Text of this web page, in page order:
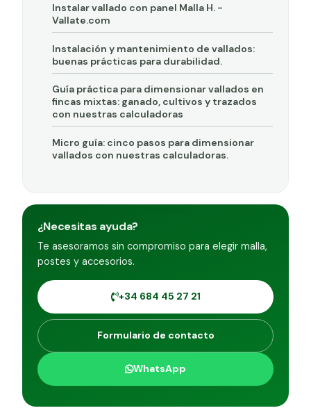
Instalar vallado con panel Malla H. -
Vallate.com
Instalación y mantenimiento de vallados:
buenas prácticas para durabilidad.
Guía práctica para dimensionar vallados en
fincas mixtas: ganado, cultivos y trazados
con nuestras calculadoras
Micro guía: cinco pasos para dimensionar
vallados con nuestras calculadoras.
¿Necesitas ayuda?
Te asesoramos sin compromiso para elegir malla,
postes y accesorios.
+34 684 45 27 21
Formulario de contacto
WhatsApp